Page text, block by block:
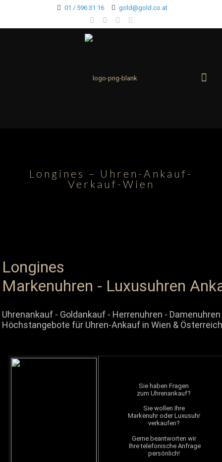
01 / 596 31 16 gold@gold.co.at
Longines – Uhren-Ankauf-
Verkauf-Wien